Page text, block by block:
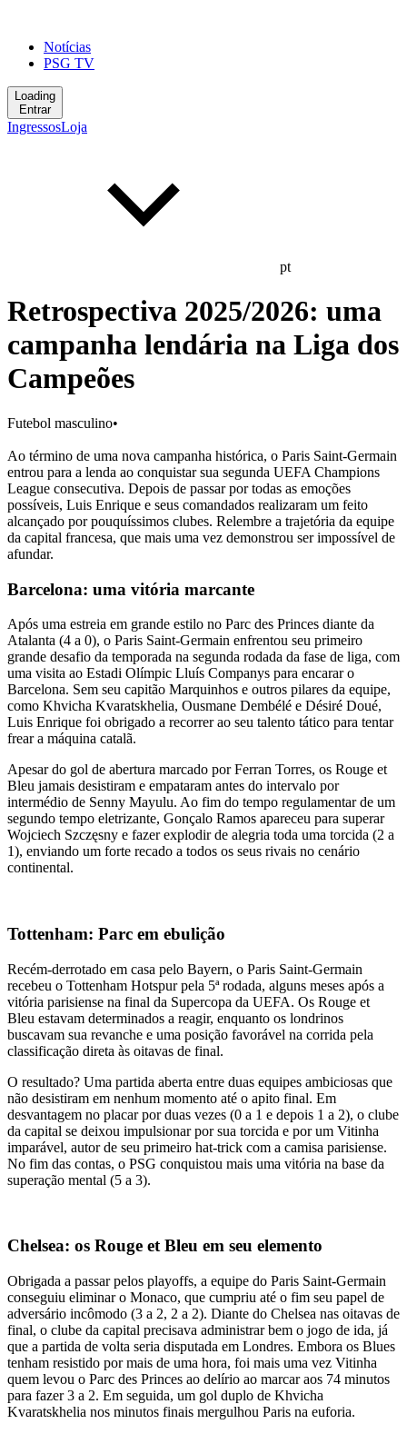
Notícias
PSG TV
Loading
Entrar
IngressosLoja
pt
Retrospectiva 2025/2026: uma
campanha lendária na Liga dos
Campeões
Futebol masculino•
Ao término de uma nova campanha histórica, o Paris Saint-Germain
entrou para a lenda ao conquistar sua segunda UEFA Champions
League consecutiva. Depois de passar por todas as emoções
possíveis, Luis Enrique e seus comandados realizaram um feito
alcançado por pouquíssimos clubes. Relembre a trajetória da equipe
da capital francesa, que mais uma vez demonstrou ser impossível de
afundar.
Barcelona: uma vitória marcante
Após uma estreia em grande estilo no Parc des Princes diante da
Atalanta (4 a 0), o Paris Saint-Germain enfrentou seu primeiro
grande desafio da temporada na segunda rodada da fase de liga, com
uma visita ao Estadi Olímpic Lluís Companys para encarar o
Barcelona. Sem seu capitão Marquinhos e outros pilares da equipe,
como Khvicha Kvaratskhelia, Ousmane Dembélé e Désiré Doué,
Luis Enrique foi obrigado a recorrer ao seu talento tático para tentar
frear a máquina catalã.
Apesar do gol de abertura marcado por Ferran Torres, os Rouge et
Bleu jamais desistiram e empataram antes do intervalo por
intermédio de Senny Mayulu. Ao fim do tempo regulamentar de um
segundo tempo eletrizante, Gonçalo Ramos apareceu para superar
Wojciech Szczęsny e fazer explodir de alegria toda uma torcida (2 a
1), enviando um forte recado a todos os seus rivais no cenário
continental.
Tottenham: Parc em ebulição
Recém-derrotado em casa pelo Bayern, o Paris Saint-Germain
recebeu o Tottenham Hotspur pela 5ª rodada, alguns meses após a
vitória parisiense na final da Supercopa da UEFA. Os Rouge et
Bleu estavam determinados a reagir, enquanto os londrinos
buscavam sua revanche e uma posição favorável na corrida pela
classificação direta às oitavas de final.
O resultado? Uma partida aberta entre duas equipes ambiciosas que
não desistiram em nenhum momento até o apito final. Em
desvantagem no placar por duas vezes (0 a 1 e depois 1 a 2), o clube
da capital se deixou impulsionar por sua torcida e por um Vitinha
imparável, autor de seu primeiro hat-trick com a camisa parisiense.
No fim das contas, o PSG conquistou mais uma vitória na base da
superação mental (5 a 3).
Chelsea: os Rouge et Bleu em seu elemento
Obrigada a passar pelos playoffs, a equipe do Paris Saint-Germain
conseguiu eliminar o Monaco, que cumpriu até o fim seu papel de
adversário incômodo (3 a 2, 2 a 2). Diante do Chelsea nas oitavas de
final, o clube da capital precisava administrar bem o jogo de ida, já
que a partida de volta seria disputada em Londres. Embora os Blues
tenham resistido por mais de uma hora, foi mais uma vez Vitinha
quem levou o Parc des Princes ao delírio ao marcar aos 74 minutos
para fazer 3 a 2. Em seguida, um gol duplo de Khvicha
Kvaratskhelia nos minutos finais mergulhou Paris na euforia.